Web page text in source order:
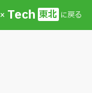
× Tech 東北 に戻る